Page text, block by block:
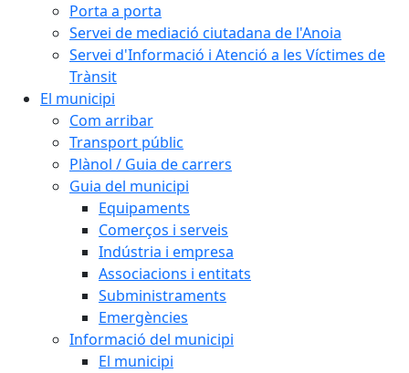
Porta a porta
Servei de mediació ciutadana de l'Anoia
Servei d'Informació i Atenció a les Víctimes de
Trànsit
El municipi
Com arribar
Transport públic
Plànol / Guia de carrers
Guia del municipi
Equipaments
Comerços i serveis
Indústria i empresa
Associacions i entitats
Subministraments
Emergències
Informació del municipi
El municipi